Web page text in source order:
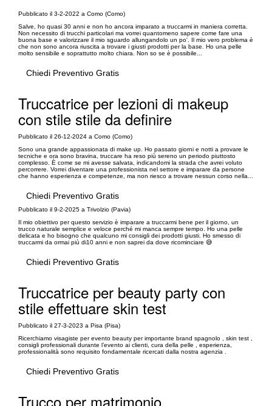
Pubblicato il 3-2-2022 a Como (Como)
Salve, ho quasi 30 anni e non ho ancora imparato a truccarmi in maniera corretta.
Non necessito di trucchi particolari ma vorrei quantomeno sapere come fare una
buona base e valorizzare il mio sguardo allungandolo un po'. Il mio vero problema è
che non sono ancora riuscita a trovare i giusti prodotti per la base. Ho una pelle
molto sensibile e soprattutto molto chiara. Non so se è possibile...
Chiedi Preventivo Gratis
Truccatrice per lezioni di makeup
con stile stile da definire
Pubblicato il 26-12-2024 a Como (Como)
Sono una grande appassionata di make up. Ho passato giorni e notti a provare le
tecniche e ora sono bravina, truccare ha reso più sereno un periodo piuttosto
complesso. È come se mi avesse salvata, indicandomi la strada che avrei voluto
percorrere. Vorrei diventare una professionista nel settore e imparare da persone
che hanno esperienza e competenze, ma non riesco a trovare nessun corso nella...
Chiedi Preventivo Gratis
Pubblicato il 9-2-2025 a Trivolzio (Pavia)
Il mio obiettivo per questo servizio è imparare a truccarmi bene per il giorno, un
trucco naturale semplice e veloce perché mi manca sempre tempo. Ho una pelle
delicata e ho bisogno che qualcuno mi consigli dei prodotti giusti. Ho smesso di
truccarmi da ormai più di10 anni e non saprei da dove ricominciare 😅
Chiedi Preventivo Gratis
Truccatrice per beauty party con
stile effettuare skin test
Pubblicato il 27-3-2023 a Pisa (Pisa)
Ricerchiamo visagiste per evento beauty per importante brand spagnolo , skin test ,
consigli professionali durante l’evento ai clienti, cura della pelle , esperienza,
professionalità sono requisito fondamentale ricercati dalla nostra agenzia .
Chiedi Preventivo Gratis
Trucco per matrimonio